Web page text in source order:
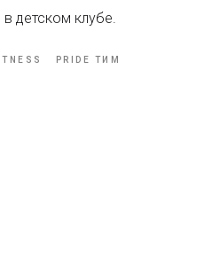
детском клубе.
PRIDE ТИМ